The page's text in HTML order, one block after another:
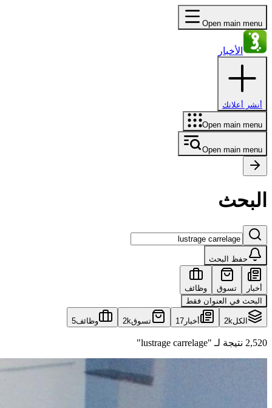
Open main menu
الأخبار
أنشر أعلانك
Open main menu
Open main menu
البحث
حفظ البحث
أخبار تسوق
وظائف
البحث في العنوان فقط
الكل2k أخبار 17 تسوق2k وظائف5
2,520 نتيجة لـ "lustrage carrelage"